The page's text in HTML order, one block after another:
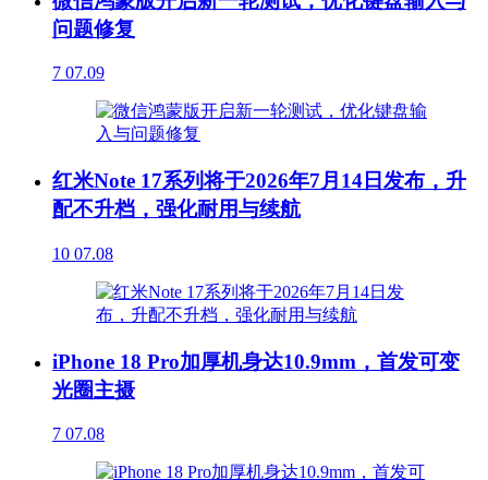
问题修复
7 07.09
红米Note 17系列将于2026年7月14日发布，升
配不升档，强化耐用与续航
10 07.08
iPhone 18 Pro加厚机身达10.9mm，首发可变
光圈主摄
7 07.08